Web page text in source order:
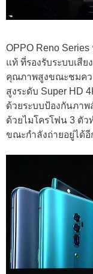
OPPO Reno
แท้ ที่รองรับระบบเสีย
คุณภาพสูงขณะชมคว
สูงระดับ Super HD
ด้วยระบบป้องกันภาพ
ด้วยไมโครโฟน 3 ตัว
ขณะกำลังถ่ายอยู่ได้อี